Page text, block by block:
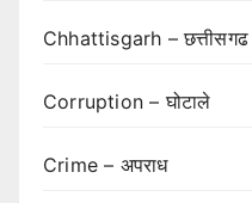
Chhattisgarh – छत्तीसगढ
Corruption – घोटाले
Crime – अपराध